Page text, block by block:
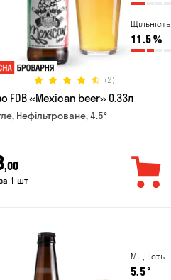
Щільність
11.5%
(2)
FDB «Mexican beer» 0.33л
Нефільтроване, 4.5°
,00
1 шт
Міцність
5.5°